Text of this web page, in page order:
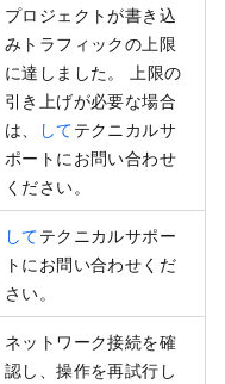
プロジェクトが書き込
みトラフィックの上限
に達しました。 上限の
引き上げが必要な場合
は、
してテクニカルサ
ポートにお問い合わせ
ください。
してテクニカルサポー
トにお問い合わせくだ
さい。
ネットワーク接続を確
認し、操作を再試行し